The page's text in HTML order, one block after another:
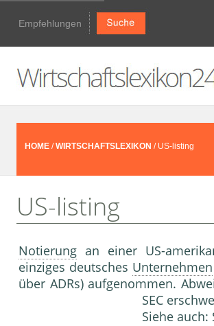
Empfehlungen
HOME /WIRTSCHAFTSLEXIKON / US-listing
US-listing
Notierung an einer US-
einziges deutsches Unternehmen
über ADRs) aufgenommen.
SEC
Siehe auch: